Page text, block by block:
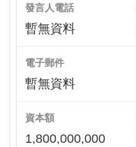
發言人電話
暫無資料
電子郵件
暫無資料
資本額
1,800,000,000